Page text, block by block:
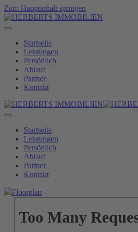
Zum Hauptinhalt springen
Startseite
Leistungen
Persönlich
Ablauf
Partner
Kontakt
Startseite
Leistungen
Persönlich
Ablauf
Partner
Kontakt
Floorplan